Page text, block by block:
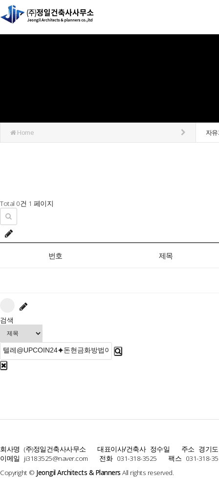
Home 자
Total 0건 1 페이지
번호 제목
검색
회사명 (주)정일건축사사무소 대표이사/건축사 정수일 주소 경기
이메일 ji3183525@naver.com 전화 031-318-3525 팩스 031-318-
Copyright © Jeongil Architects & Planners All rights reserved.